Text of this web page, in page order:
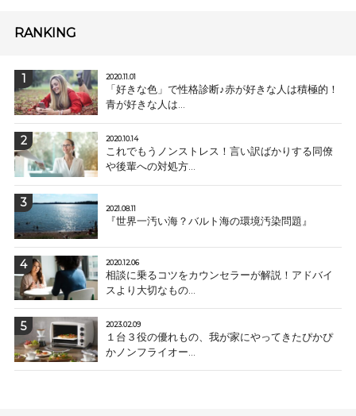
RANKING
2020.11.01
「好きな色」で性格診断♪赤が好きな人は積極的！
青が好きな人は...
2020.10.14
これでもうノンストレス！言い訳ばかりする同僚
や後輩への対処方...
2021.08.11
『世界一汚い海？バルト海の環境汚染問題』
2020.12.06
相談に乗るコツをカウンセラーが解説！アドバイ
スより大切なもの...
2023.02.09
１台３役の優れもの、我が家にやってきたぴかぴ
かノンフライオー...